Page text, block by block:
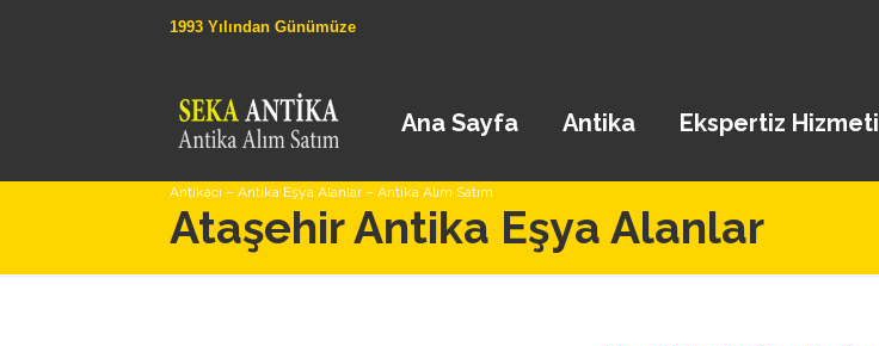
1993 Yılından Günümüze
Antikacı – Antika Eşya Alanlar – Antika Alım Satım
Ana Sayfa Antika Ekspertiz Hizmeti
Ataşehir Antika Eşya Alanlar